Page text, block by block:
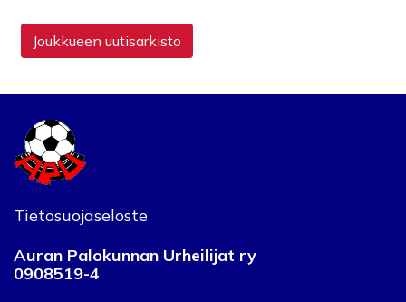
Joukkueen uutisarkisto
Tietosuojaseloste
Auran Palokunnan Urheilijat ry
0908519-4